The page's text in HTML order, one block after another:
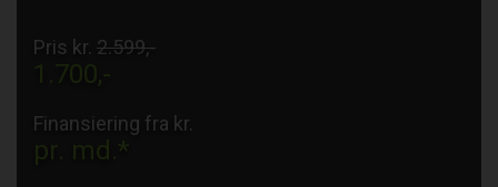
Pris kr. 2.599,-
1.700,-
Finansiering fra kr.
pr. md.*